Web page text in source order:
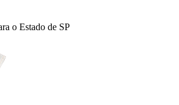
o Estado de SP